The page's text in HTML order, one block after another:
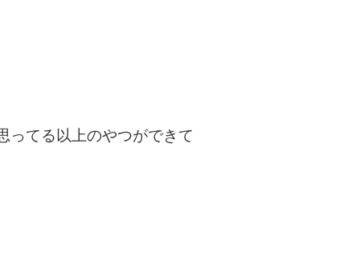
ってる以上のやつができて